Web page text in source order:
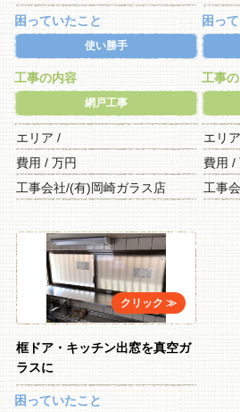
困っていたこと
使い勝手
工事の内容
網戸工事
エリア /
費用 / 万円
工事会社/(有)岡崎ガラス店
困っ
工事
エリ
費用 /
工事
框ドア・キッチン出窓を真空ガ
ラスに
困っていたこと